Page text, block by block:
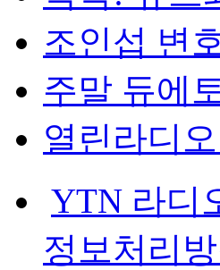
조인섭 변
주말 듀에
열린라디
YTN 라디
정보처리